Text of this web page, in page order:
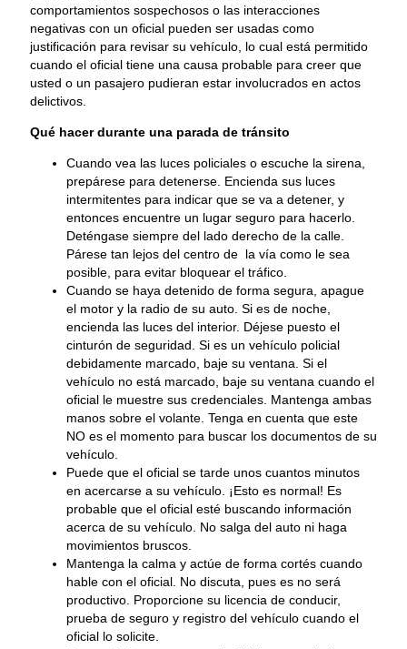
comportamientos sospechosos o las interacciones
negativas con un oficial pueden ser usadas como
justificación para revisar su vehículo, lo cual está permitido
cuando el oficial tiene una causa probable para creer que
usted o un pasajero pudieran estar involucrados en actos
delictivos.
Qué hacer durante una parada de tránsito
Cuando vea las luces policiales o escuche la sirena,
prepárese para detenerse. Encienda sus luces
intermitentes para indicar que se va a detener, y
entonces encuentre un lugar seguro para hacerlo.
Deténgase siempre del lado derecho de la calle.
Párese tan lejos del centro de la vía como le sea
posible, para evitar bloquear el tráfico.
Cuando se haya detenido de forma segura, apague
el motor y la radio de su auto. Si es de noche,
encienda las luces del interior. Déjese puesto el
cinturón de seguridad. Si es un vehículo policial
debidamente marcado, baje su ventana. Si el
vehículo no está marcado, baje su ventana cuando el
oficial le muestre sus credenciales. Mantenga ambas
manos sobre el volante. Tenga en cuenta que este
NO es el momento para buscar los documentos de su
vehículo.
Puede que el oficial se tarde unos cuantos minutos
en acercarse a su vehículo. ¡Esto es normal! Es
probable que el oficial esté buscando información
acerca de su vehículo. No salga del auto ni haga
movimientos bruscos.
Mantenga la calma y actúe de forma cortés cuando
hable con el oficial. No discuta, pues es no será
productivo. Proporcione su licencia de conducir,
prueba de seguro y registro del vehículo cuando el
oficial lo solicite.